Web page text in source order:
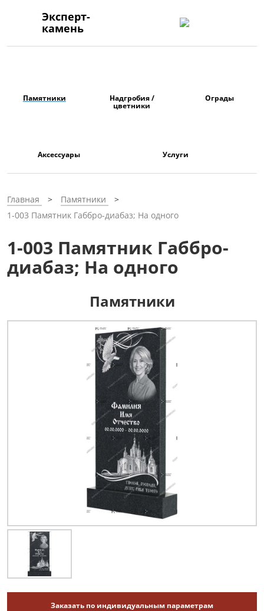
Эксперт-
камень
Памятники Надгробия /
цветники
Ограды
Аксессуары Услуги
Главная
Памятники
1-003 Памятник Габбро-диабаз; На одного
1-003 Памятник Габбро-
диабаз; На одного
Памятники
Заказать по индивидуальным параметрам